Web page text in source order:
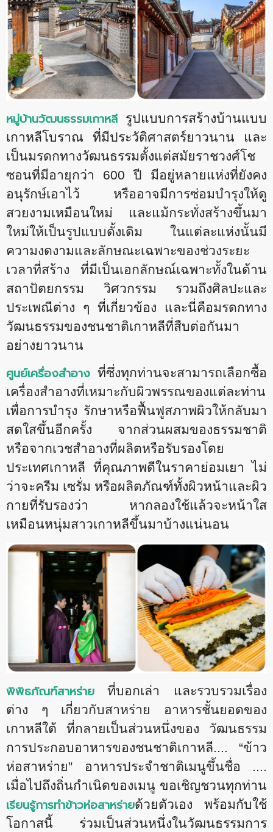
หมู่บ้านวัฒนธรรมเกาหลี รูปแบบการสร้างบ้านแบบ
เกาหลีโบราณ ที่มีประวัติศาสตร์ยาวนาน และ
เป็นมรดกทางวัฒนธรรมตั้งแต่สมัยราชวงศ์โช
ซอนที่มีอายุกว่า 600 ปี มีอยู่หลายแห่งที่ยังคง
อนุรักษ์เอาไว้ หรืออาจมีการซ่อมบำรุงให้ดู
สวยงามเหมือนใหม่ และแม้กระทั่งสร้างขึ้นมา
ใหม่ให้เป็นรูปแบบดั้งเดิม ในแต่ละแห่งนั้นมี
ความงดงามและลักษณะเฉพาะของช่วงระยะ
เวลาที่สร้าง ที่มีเป็นเอกลักษณ์เฉพาะทั้งในด้าน
สถาปัตยกรรม วิศวกรรม รวมถึงศิลปะและ
ประเพณีต่าง ๆ ที่เกี่ยวข้อง และนี่คือมรดกทาง
วัฒนธรรมของชนชาติเกาหลีที่สืบต่อกันมา
อย่างยาวนาน
ศูนย์เครื่องสำอาง ที่ซึ่งทุกท่านจะสามารถเลือกซื้อ
เครื่องสำอางที่เหมาะกับผิวพรรณของแต่ละท่าน
เพื่อการบำรุง รักษาหรือฟื้นฟูสภาพผิวให้กลับมา
สดใสขึ้นอีกครั้ง จากส่วนผสมของธรรมชาติ
หรือจากเวชสำอางที่ผลิตหรือรับรองโดย
ประเทศเกาหลี ที่คุณภาพดีในราคาย่อมเยา ไม่
ว่าจะครีม เซรั่ม หรือผลิตภัณฑ์ทั้งผิวหน้าและผิว
กายที่รับรองว่า หากลองใช้แล้วจะหน้าใส
เหมือนหนุ่มสาวเกาหลีขึ้นมาบ้างแน่นอน
พิพิธภัณฑ์สาหร่าย
ที่บอกเล่า และรวบรวมเรื่อง
ต่าง ๆ เกี่ยวกับสาหร่าย อาหารชั้นยอดของ
เกาหลีใต้ ที่กลายเป็นส่วนหนึ่งของ วัฒนธรรม
การประกอบอาหารของชนชาติเกาหลี.... “ข้าว
ห่อสาหร่าย” อาหารประจําชาติเมนูขึ้นชื่อ ....
เมื่อไปถึงถิ่นกำเนิดของเมนู ขอเชิญชวนทุกท่าน
เรียนรู้การทำข้าวห่อสาหร่ายด้วยตัวเอง พร้อมกับใช้
โอกาสนี้ ร่วมเป็นส่วนหนึ่งในวัฒนธรรมการ